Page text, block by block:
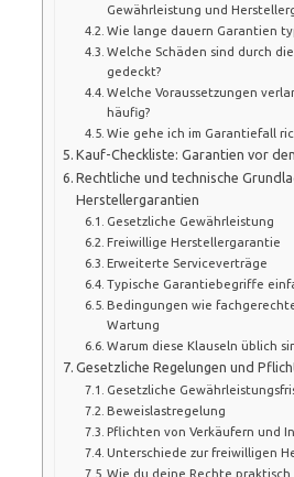
Gewährleistung und
Wie lange dauern Garantien
Welche Schäden sind durch
gedeckt?
Welche Voraussetzungen
häufig?
Wie gehe ich im Garantiefall
Kauf-Checkliste: Garantien vor
Rechtliche und technische
Herstellergarantien
Gesetzliche Gewährleistung
Freiwillige Herstellergarantie
Erweiterte Serviceverträge
Typische Garantiebegriffe
Bedingungen wie
Wartung
Warum diese Klauseln üblich
Gesetzliche Regelungen und
Gesetzliche
Beweislastregelung
Pflichten von Verkäufern und
Unterschiede zur freiwilligen
Wie du deine Rechte